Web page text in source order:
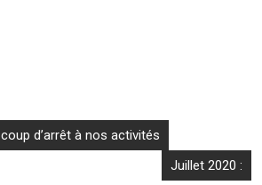
d’arrêt à nos activités
Juillet 2020 :